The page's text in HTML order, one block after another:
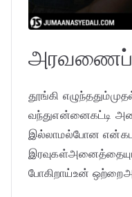
தூங்கி
வந்துஎன்னைகட்டி
இல்லாமல்போன
போகிறாய்உன்